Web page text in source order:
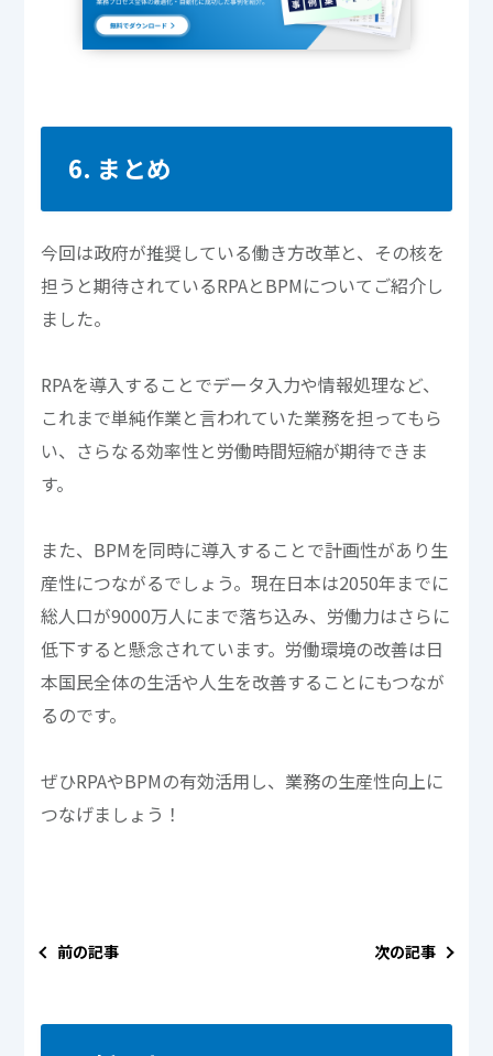
6. まとめ
今回は政府が推奨している働き方改革と、その核を
担うと期待されているRPAとBPMについてご紹介し
ました。
RPAを導入することでデータ入力や情報処理など、
これまで単純作業と言われていた業務を担ってもら
い、さらなる効率性と労働時間短縮が期待できま
す。
また、BPMを同時に導入することで計画性があり生
産性につながるでしょう。現在日本は2050年までに
総人口が9000万人にまで落ち込み、労働力はさらに
低下すると懸念されています。労働環境の改善は日
本国民全体の生活や人生を改善することにもつなが
るのです。
ぜひRPAやBPMの有効活用し、業務の生産性向上に
つなげましょう！
前の記事 次の記事